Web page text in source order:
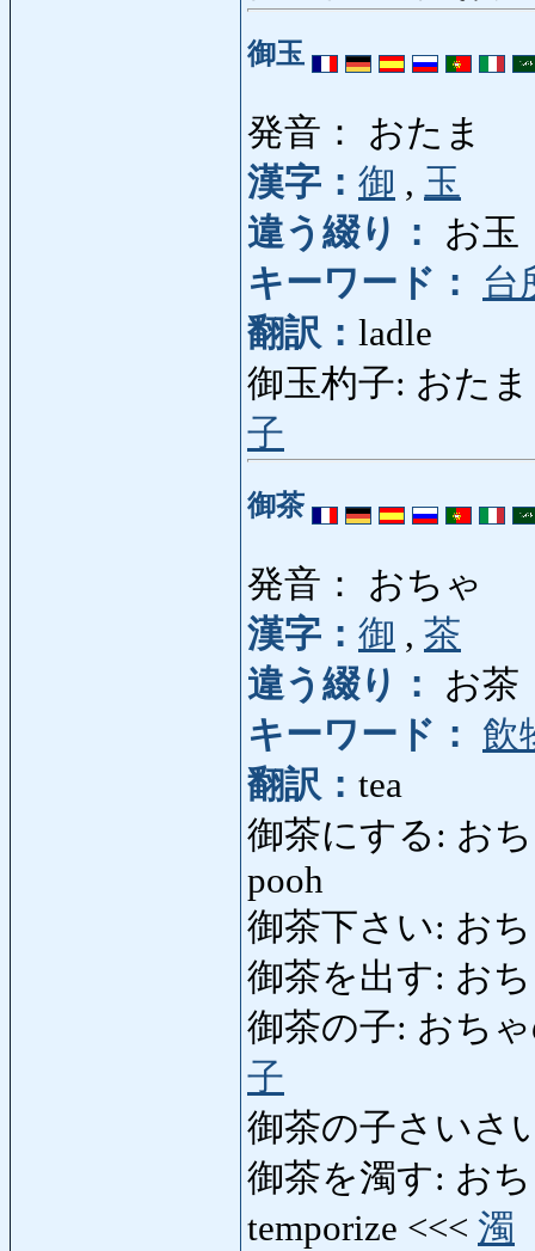
御玉
発音： おたま
漢字： 御 , 玉
違う綴り：
お玉
キーワード：
台
翻訳： ladle
御玉杓子: おた
子
御茶
発音： おちゃ
漢字： 御 , 茶
違う綴り：
お茶
キーワード：
飲
翻訳： tea
御茶にする: お
pooh
御茶下さい: お
御茶を出す: お
御茶の子: おちゃ
子
御茶の子さいさ
御茶を濁す: お
temporize <<< 濁